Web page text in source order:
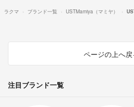
ラクマ ブランド一覧 USTMamiya（マミヤ）
ページの上へ戻
注目ブランド一覧